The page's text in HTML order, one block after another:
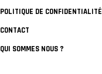
POLITIQUE DE CONFIDENTIALITÉ
CONTACT
QUI SOMMES NOUS ?